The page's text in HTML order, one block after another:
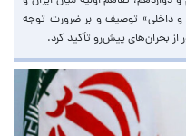
و داخلی» توصیف و بر ضرورت توجه
از بحران‌های پیش‌رو تأکید کرد.